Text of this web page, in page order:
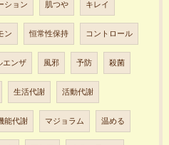
ション 肌つや キレイ
ン 恒常性保持 コントロール
エンザ 風邪 予防 殺菌
生活代謝 活動代謝
能代謝 マジョラム 温める